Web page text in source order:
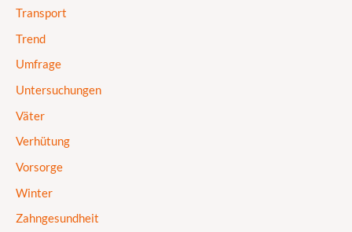
Transport
Trend
Umfrage
Untersuchungen
Väter
Verhütung
Vorsorge
Winter
Zahngesundheit